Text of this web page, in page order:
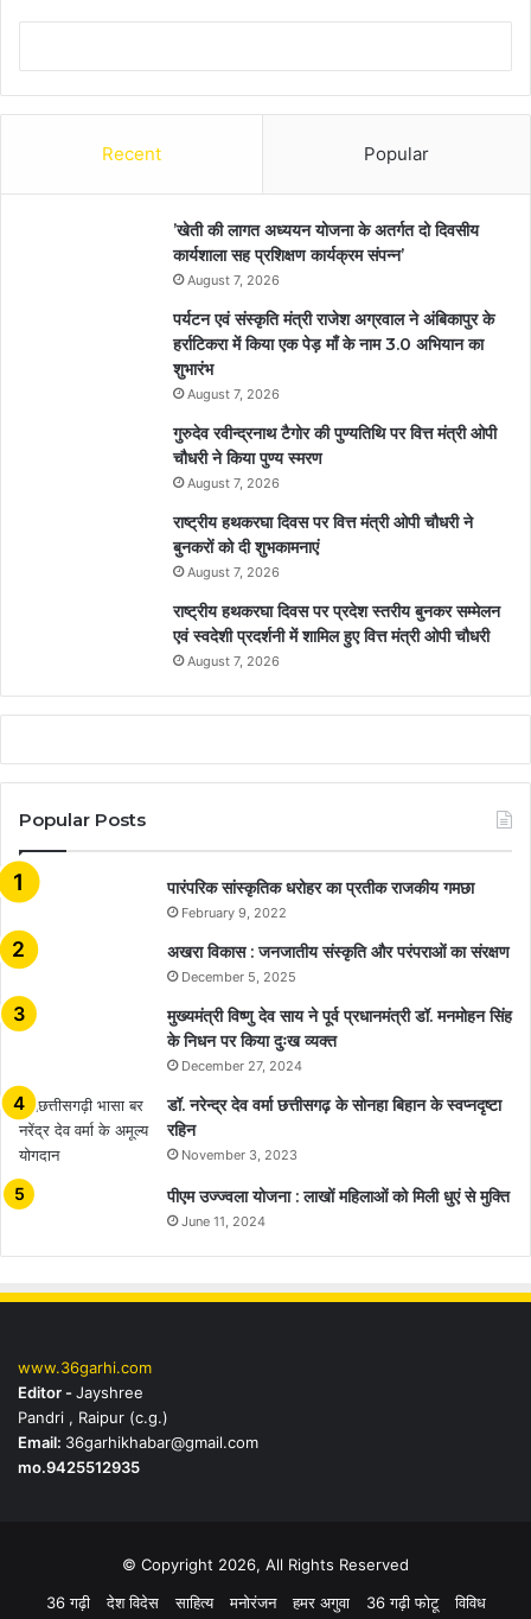
Recent Popular
’खेती की लागत अध्ययन योजना के अतर्गत दो दिवसीय
कार्यशाला सह प्रशिक्षण कार्यक्रम संपन्न’
August 7, 2026
पर्यटन एवं संस्कृति मंत्री राजेश अग्रवाल ने अंबिकापुर के
हर्राटिकरा में किया एक पेड़ माँ के नाम 3.0 अभियान का
शुभारंभ
August 7, 2026
गुरुदेव रवीन्द्रनाथ टैगोर की पुण्यतिथि पर वित्त मंत्री ओपी
चौधरी ने किया पुण्य स्मरण
August 7, 2026
राष्ट्रीय हथकरघा दिवस पर वित्त मंत्री ओपी चौधरी ने
बुनकरों को दी शुभकामनाएं
August 7, 2026
राष्ट्रीय हथकरघा दिवस पर प्रदेश स्तरीय बुनकर सम्मेलन
एवं स्वदेशी प्रदर्शनी में शामिल हुए वित्त मंत्री ओपी चौधरी
August 7, 2026
Popular Posts
​​​​​​​पारंपरिक सांस्कृतिक धरोहर का प्रतीक राजकीय गमछा
February 9, 2022
अखरा विकास : जनजातीय संस्कृति और परंपराओं का संरक्षण
December 5, 2025
मुख्यमंत्री विष्णु देव साय ने पूर्व प्रधानमंत्री डॉ. मनमोहन सिंह
के निधन पर किया दुःख व्यक्त
December 27, 2024
डॉ. नरेन्द्र देव वर्मा छत्तीसगढ़ के सोनहा बिहान के स्वप्नदृष्टा
रहिन
November 3, 2023
पीएम उज्ज्वला योजना : लाखों महिलाओं को मिली धुएं से मुक्ति
June 11, 2024
www.36garhi.com
Editor -Jayshree
Pandri , Raipur (c.g.)
Email: 36garhikhabar@gmail.com
mo.9425512935
© Copyright 2026, All Rights Reserved
36 गढ़ी
देश विदेस साहित्य मनोरंजन हमर अगुवा 36 गढ़ी फोटू विविध